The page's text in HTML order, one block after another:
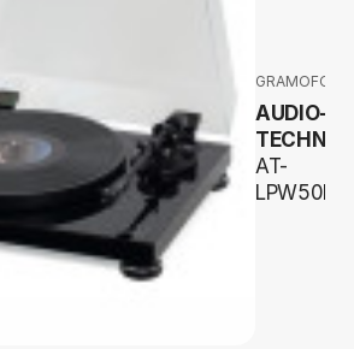
GRAMOFONY
AUDIO-
AT-
LPW50PB